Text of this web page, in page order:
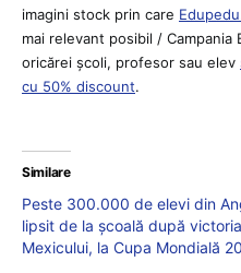
imagini stock prin care
mai relevant posibil /
oricărei școli, profesor sau elev
cu 50% discount.
Similare
Peste 300.000 de elevi din
lipsit de la școală după
Mexicului, la Cupa Mondială